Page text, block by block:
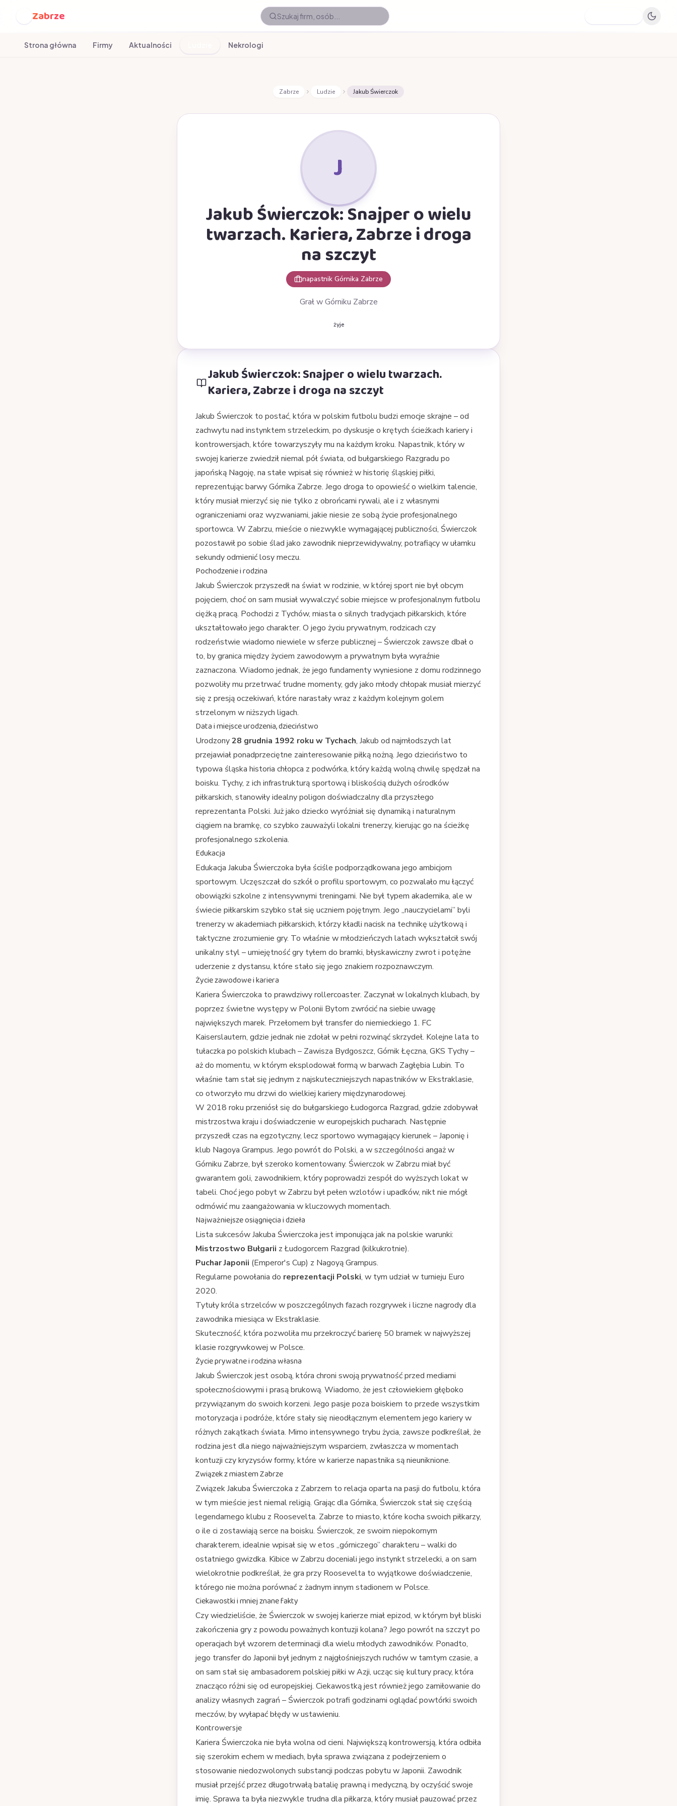
Zabrze
Strona główna Firmy Aktualności Nekrologi
Zabrze Ludzie Jakub Świerczok
J
Jakub Świerczok: Snajper o wielu
twarzach. Kariera, Zabrze i droga
na szczyt
napastnik Górnika Zabrze
Grał w Górniku Zabrze
żyje
Jakub Świerczok: Snajper o wielu twarzach.
Kariera, Zabrze i droga na szczyt
Jakub Świerczok to postać, która w polskim futbolu budzi emocje skrajne – od
zachwytu nad instynktem strzeleckim, po dyskusje o krętych ścieżkach kariery i
kontrowersjach, które towarzyszyły mu na każdym kroku. Napastnik, który w
swojej karierze zwiedził niemal pół świata, od bułgarskiego Razgradu po
japońską Nagoję, na stałe wpisał się również w historię śląskiej piłki,
reprezentując barwy Górnika Zabrze. Jego droga to opowieść o wielkim talencie,
który musiał mierzyć się nie tylko z obrońcami rywali, ale i z własnymi
ograniczeniami oraz wyzwaniami, jakie niesie ze sobą życie profesjonalnego
sportowca. W Zabrzu, mieście o niezwykle wymagającej publiczności, Świerczok
pozostawił po sobie ślad jako zawodnik nieprzewidywalny, potrafiący w ułamku
sekundy odmienić losy meczu.
Pochodzenie i rodzina
Jakub Świerczok przyszedł na świat w rodzinie, w której sport nie był obcym
pojęciem, choć on sam musiał wywalczyć sobie miejsce w profesjonalnym futbolu
ciężką pracą. Pochodzi z Tychów, miasta o silnych tradycjach piłkarskich, które
ukształtowało jego charakter. O jego życiu prywatnym, rodzicach czy
rodzeństwie wiadomo niewiele w sferze publicznej – Świerczok zawsze dbał o
to, by granica między życiem zawodowym a prywatnym była wyraźnie
zaznaczona. Wiadomo jednak, że jego fundamenty wyniesione z domu rodzinnego
pozwoliły mu przetrwać trudne momenty, gdy jako młody chłopak musiał mierzyć
się z presją oczekiwań, które narastały wraz z każdym kolejnym golem
strzelonym w niższych ligach.
Data i miejsce urodzenia, dzieciństwo
Urodzony28 grudnia 1992 roku w Tychach, Jakub od najmłodszych lat
przejawiał ponadprzeciętne zainteresowanie piłką nożną. Jego dzieciństwo to
typowa śląska historia chłopca z podwórka, który każdą wolną chwilę spędzał na
boisku. Tychy, z ich infrastrukturą sportową i bliskością dużych ośrodków
piłkarskich, stanowiły idealny poligon doświadczalny dla przyszłego
reprezentanta Polski. Już jako dziecko wyróżniał się dynamiką i naturalnym
ciągiem na bramkę, co szybko zauważyli lokalni trenerzy, kierując go na ścieżkę
profesjonalnego szkolenia.
Edukacja
Edukacja Jakuba Świerczoka była ściśle podporządkowana jego ambicjom
sportowym. Uczęszczał do szkół o profilu sportowym, co pozwalało mu łączyć
obowiązki szkolne z intensywnymi treningami. Nie był typem akademika, ale w
świecie piłkarskim szybko stał się uczniem pojętnym. Jego „nauczycielami” byli
trenerzy w akademiach piłkarskich, którzy kładli nacisk na technikę użytkową i
taktyczne zrozumienie gry. To właśnie w młodzieńczych latach wykształcił swój
unikalny styl – umiejętność gry tyłem do bramki, błyskawiczny zwrot i potężne
uderzenie z dystansu, które stało się jego znakiem rozpoznawczym.
Życie zawodowe i kariera
Kariera Świerczoka to prawdziwy rollercoaster. Zaczynał w lokalnych klubach, by
poprzez świetne występy w Polonii Bytom zwrócić na siebie uwagę
największych marek. Przełomem był transfer do niemieckiego 1. FC
Kaiserslautern, gdzie jednak nie zdołał w pełni rozwinąć skrzydeł. Kolejne lata to
tułaczka po polskich klubach – Zawisza Bydgoszcz, Górnik Łęczna, GKS Tychy –
aż do momentu, w którym eksplodował formą w barwach Zagłębia Lubin. To
właśnie tam stał się jednym z najskuteczniejszych napastników w Ekstraklasie,
co otworzyło mu drzwi do wielkiej kariery międzynarodowej.
W 2018 roku przeniósł się do bułgarskiego Łudogorca Razgrad, gdzie zdobywał
mistrzostwa kraju i doświadczenie w europejskich pucharach. Następnie
przyszedł czas na egzotyczny, lecz sportowo wymagający kierunek – Japonię i
klub Nagoya Grampus. Jego powrót do Polski, a w szczególności angaż w
Górniku Zabrze, był szeroko komentowany. Świerczok w Zabrzu miał być
gwarantem goli, zawodnikiem, który poprowadzi zespół do wyższych lokat w
tabeli. Choć jego pobyt w Zabrzu był pełen wzlotów i upadków, nikt nie mógł
odmówić mu zaangażowania w kluczowych momentach.
Najważniejsze osiągnięcia i dzieła
Lista sukcesów Jakuba Świerczoka jest imponująca jak na polskie warunki:
Mistrzostwo Bułgarii z Łudogorcem Razgrad (kilkukrotnie).
Puchar Japonii (Emperor's Cup) z Nagoyą Grampus.
Regularne powołania do reprezentacji Polski, w tym udział w turnieju Euro
2020.
Tytuły króla strzelców w poszczególnych fazach rozgrywek i liczne nagrody dla
zawodnika miesiąca w Ekstraklasie.
Skuteczność, która pozwoliła mu przekroczyć barierę 50 bramek w najwyższej
klasie rozgrywkowej w Polsce.
Życie prywatne i rodzina własna
Jakub Świerczok jest osobą, która chroni swoją prywatność przed mediami
społecznościowymi i prasą brukową. Wiadomo, że jest człowiekiem głęboko
przywiązanym do swoich korzeni. Jego pasje poza boiskiem to przede wszystkim
motoryzacja i podróże, które stały się nieodłącznym elementem jego kariery w
różnych zakątkach świata. Mimo intensywnego trybu życia, zawsze podkreślał, że
rodzina jest dla niego najważniejszym wsparciem, zwłaszcza w momentach
kontuzji czy kryzysów formy, które w karierze napastnika są nieuniknione.
Związek z miastem Zabrze
Związek Jakuba Świerczoka z Zabrzem to relacja oparta na pasji do futbolu, która
w tym mieście jest niemal religią. Grając dla Górnika, Świerczok stał się częścią
legendarnego klubu z Roosevelta. Zabrze to miasto, które kocha swoich piłkarzy,
o ile ci zostawiają serce na boisku. Świerczok, ze swoim niepokornym
charakterem, idealnie wpisał się w etos „górniczego” charakteru – walki do
ostatniego gwizdka. Kibice w Zabrzu doceniali jego instynkt strzelecki, a on sam
wielokrotnie podkreślał, że gra przy Roosevelta to wyjątkowe doświadczenie,
którego nie można porównać z żadnym innym stadionem w Polsce.
Ciekawostki i mniej znane fakty
Czy wiedzieliście, że Świerczok w swojej karierze miał epizod, w którym był bliski
zakończenia gry z powodu poważnych kontuzji kolana? Jego powrót na szczyt po
operacjach był wzorem determinacji dla wielu młodych zawodników. Ponadto,
jego transfer do Japonii był jednym z najgłośniejszych ruchów w tamtym czasie, a
on sam stał się ambasadorem polskiej piłki w Azji, ucząc się kultury pracy, która
znacząco różni się od europejskiej. Ciekawostką jest również jego zamiłowanie do
analizy własnych zagrań – Świerczok potrafi godzinami oglądać powtórki swoich
meczów, by wyłapać błędy w ustawieniu.
Kontrowersje
Kariera Świerczoka nie była wolna od cieni. Największą kontrowersją, która odbiła
się szerokim echem w mediach, była sprawa związana z podejrzeniem o
stosowanie niedozwolonych substancji podczas pobytu w Japonii. Zawodnik
musiał przejść przez długotrwałą batalię prawną i medyczną, by oczyścić swoje
imię. Sprawa ta była niezwykle trudna dla piłkarza, który musiał pauzować przez